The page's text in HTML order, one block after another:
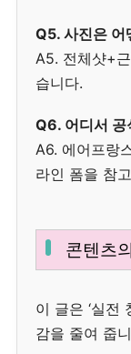
Q5. 사진은 어
A5. 전체샷+
습니다.
Q6. 어디서 공
A6. 에어프랑
라인 폼을 참
콘텐츠
이 글은 ‘실전
감을 줄여 줍